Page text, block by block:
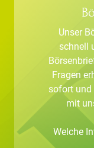
Unser
schnell
Fragen
sofort und
mit
Welche